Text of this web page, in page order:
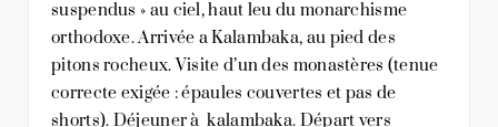
suspendus » au ciel, haut leu du monarchisme
orthodoxe. Arrivée a Kalambaka, au pied des
pitons rocheux. Visite d’un des monastères (tenue
correcte exigée : épaules couvertes et pas de
shorts). Déjeuner à kalambaka. Départ vers